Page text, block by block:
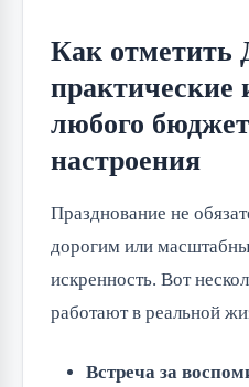
Как отметить
практические
любого
настроения
Празднование не
дорогим или
искренность. Вот
работают в реальной
Встреча за